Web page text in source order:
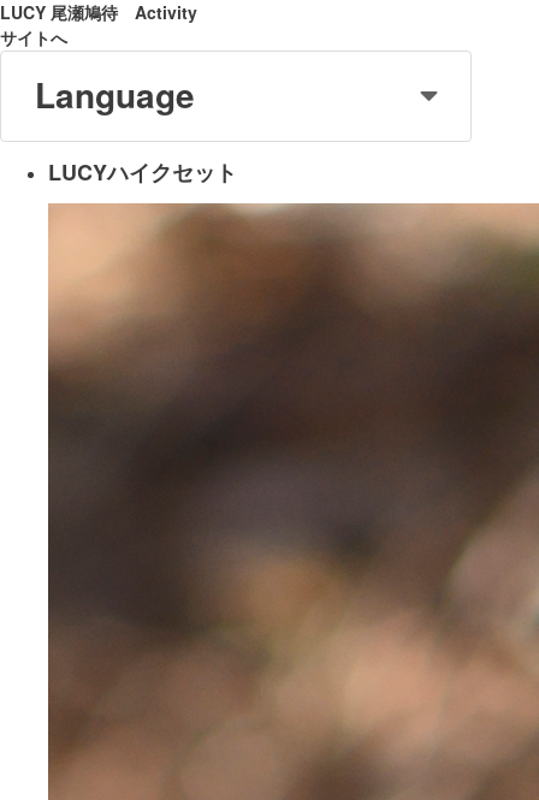
LUCY 尾瀬鳩待 Activity
サイトへ
Language
LUCYハイクセット